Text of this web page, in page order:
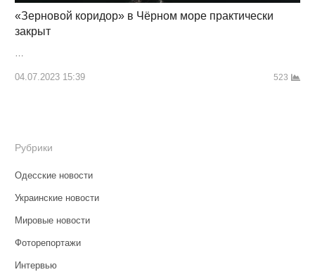
«Зерновой коридор» в Чёрном море практически
закрыт
04.07.2023 15:39 523
Рубрики
Одесские новости
Украинские новости
Мировые новости
Фоторепортажи
Интервью